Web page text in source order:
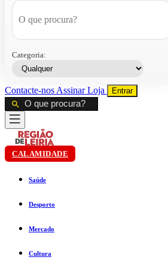
Categoria:
Contacte-nos AssinarLoja Entrar
CALAMIDADE
Saúde
Desporto
Mercado
Cultura